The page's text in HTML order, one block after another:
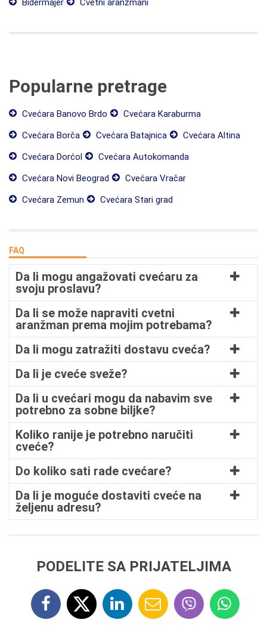
Bidermajer Cvetni aranžmani
Popularne pretrage
Cvećara Banovo Brdo
Cvećara Karaburma
Cvećara Borča
Cvećara Batajnica
Cvećara Altina
Cvećara Dorćol
Cvećara Autokomanda
Cvećara Novi Beograd
Cvećara Vračar
Cvećara Zemun
Cvećara Stari grad
FAQ
Da li mogu angažovati cvećaru za
svoju proslavu?
Da li se može napraviti cvetni
aranžman prema mojim potrebama?
Da li mogu zatražiti dostavu cveća?
Da li je cveće sveže?
Da li u cvećari mogu da nabavim sve
potrebno za sobne biljke?
Koliko ranije je potrebno naručiti
cveće?
Do koliko sati rade cvećare?
Da li je moguće dostaviti cveće na
željenu adresu?
PODELITE SA PRIJATELJIMA